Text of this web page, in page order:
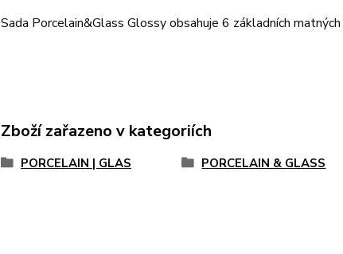
Sada Porcelain&Glass Glossy obsahuje 6 základních
Zboží zařazeno v kategoriích
PORCELAIN | GLAS PORCELAIN & GLASS